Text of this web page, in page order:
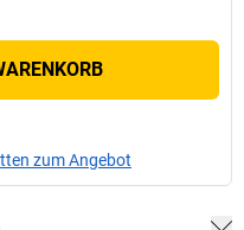
zum Angebot